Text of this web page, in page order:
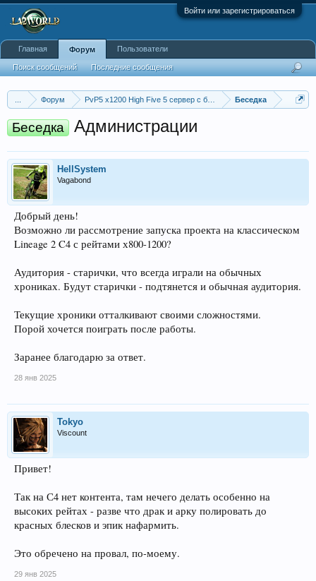
Войти или зарегистрироваться
Форум PvP5 x1200 High Five 5 сервер с баферомБеседка
Беседка Администрации
HellSystem
Vagabond
Добрый день!
Возможно ли рассмотрение запуска проекта на классическом
Lineage 2 C4 с рейтами х800-1200?
Аудитория - старички, что всегда играли на обычных
хрониках. Будут старички - подтянется и обычная аудитория.
Текущие хроники отталкивают своими сложностями.
Порой хочется поиграть после работы.
Заранее благодарю за ответ.
28 янв 2025
Tokyo
Viscount
Привет!
Так на С4 нет контента, там нечего делать особенно на
высоких рейтах - разве что драк и арку полировать до
красных блесков и эпик нафармить.
Это обречено на провал, по-моему.
29 янв 2025
Главная Форум
Поиск сообщений Последние сообщения
Пользователи